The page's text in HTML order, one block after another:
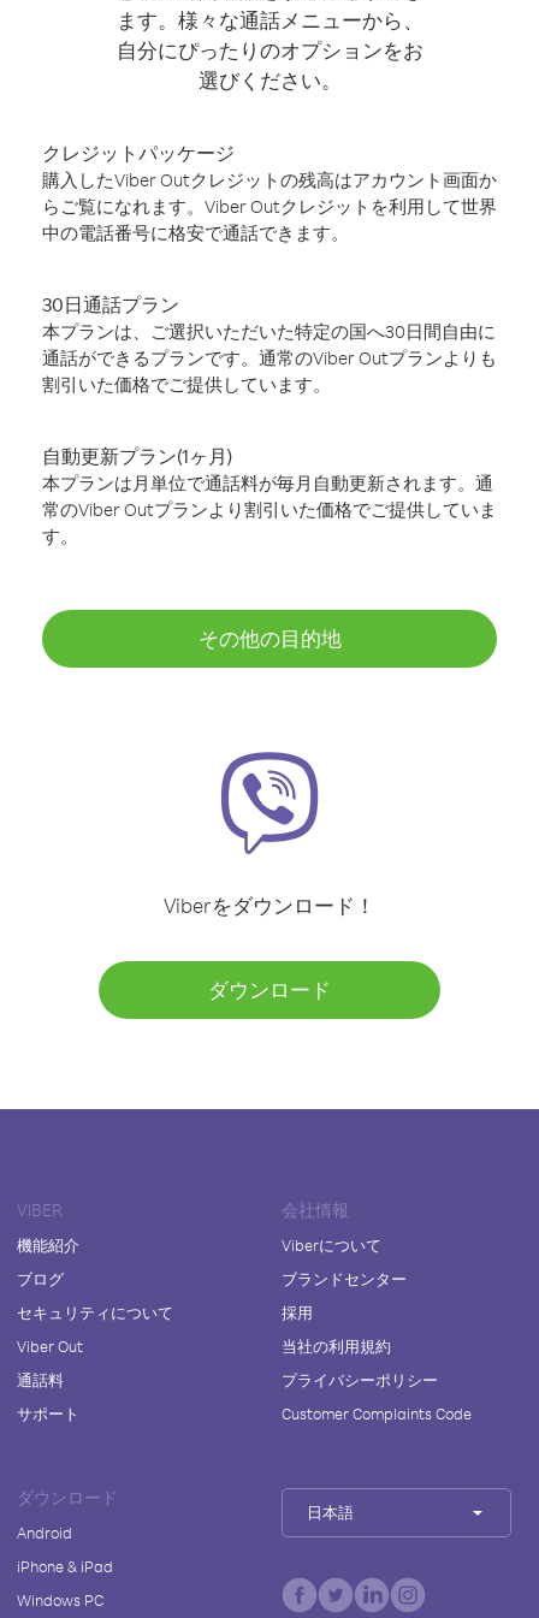
ます。様々な通話メニューから、
自分にぴったりのオプションをお
選びください。
クレジットパッケージ
購入したViber Outクレジットの残高はアカウント画面か
らご覧になれます。Viber Outクレジットを利用して世界
中の電話番号に格安で通話できます。
30日通話プラン
本プランは、ご選択いただいた特定の国へ30日間自由に
通話ができるプランです。通常のViber Outプランよりも
割引いた価格でご提供しています。
自動更新プラン(1ヶ月)
本プランは月単位で通話料が毎月自動更新されます。通
常のViber Outプランより割引いた価格でご提供していま
す。
その他の目的地
Viberをダウンロード！
ダウンロード
VIBER
機能紹介
ブログ
セキュリティについて
Viber Out
通話料
サポート
会社情報
Viberについて
ブランドセンター
採用
当社の利用規約
プライバシーポリシー
Customer Complaints Code
ダウンロード
Android
iPhone & iPad
Windows PC
日本語